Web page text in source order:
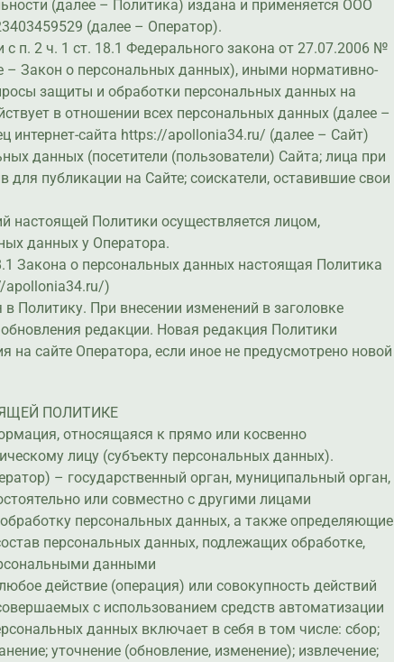
(далее – Политика) издана и применяется ООО
(далее – Оператор).
с п. 2 ч. 1 ст. 18.1 Федерального закона от 27.07.2006 №
– Закон о персональных данных), иными нормативно-
защиты и обработки персональных данных на
в отношении всех персональных данных (далее –
интернет-сайта https://apollonia34.ru/ (далее – Сайт)
данных (посетители (пользователи) Сайта; лица при
публикации на Сайте; соискатели, оставившие свои
настоящей Политики осуществляется лицом,
данных у Оператора.
Закона о персональных данных настоящая Политика
apollonia34.ru/)
Политику. При внесении изменений в заголовке
редакции. Новая редакция Политики
на сайте Оператора, если иное не предусмотрено новой
ПОЛИТИКЕ
относящаяся к прямо или косвенно
лицу (субъекту персональных данных).
– государственный орган, муниципальный орган,
или совместно с другими лицами
персональных данных, а также определяющие
персональных данных, подлежащих обработке,
данными
действие (операция) или совокупность действий
с использованием средств автоматизации
данных включает в себя в том числе: сбор;
уточнение (обновление, изменение); извлечение;